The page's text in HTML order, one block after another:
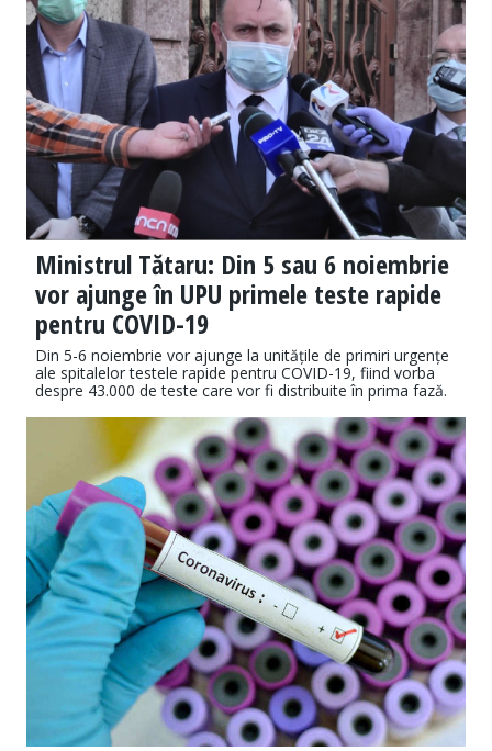
Ministrul Tătaru: Din 5 sau 6 noiembrie
vor ajunge în UPU primele teste rapide
pentru COVID-19
Din 5-6 noiembrie vor ajunge la unitățile de primiri urgențe
ale spitalelor testele rapide pentru COVID-19, fiind vorba
despre 43.000 de teste care vor fi distribuite în prima fază.